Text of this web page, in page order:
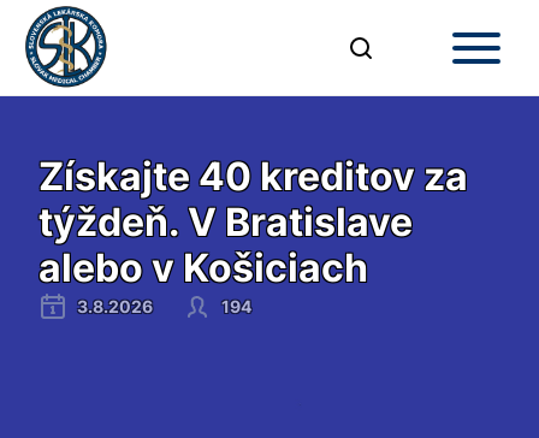
Získajte 40 kreditov za
týždeň. V Bratislave
alebo v Košiciach
3.8.2026 194